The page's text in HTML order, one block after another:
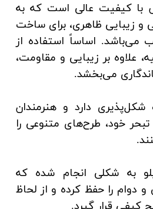
با کیفیت عالی است که به
زیبایی ظاهری، برای ساخت
می‌باشد. اساساً استفاده از
علاوه بر زیبایی و مقاومت،
می‌بخشد.
دارد و هنرمندان
خود، طرح‌های متنوعی را
به شکلی انجام شده که
دوام را حفظ کرده و از لحاظ